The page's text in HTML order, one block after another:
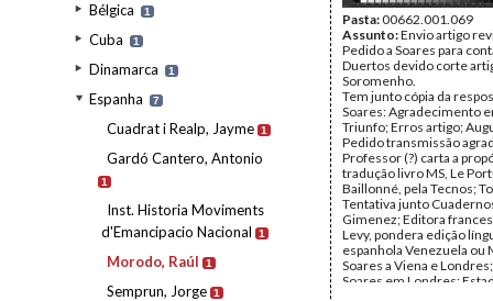
Bélgica 1
Cuba 1
Dinamarca 1
Espanha 7
Cuadrat i Realp, Jayme 1
Gardó Cantero, Antonio
1
Inst. Historia Moviments
d'Emancipacio Nacional
1
Morodo, Raúl 1
Semprun, Jorge 1
Pasta:00662.001.069
Assunto:Envio artigo
Pedido a Soares para
Duertos devido corte
Soromenho.
Tem junto cópia da
Soares: Agradecimento
Triunfo; Erros artigo;
Pedido transmissão
Professor (?) carta a
tradução livro MS, Le
Baillonné, pela Tecnos;
Tentativa junto
Gimenez; Editora
Levy, pondera edição
espanhola Venezuela ou
Soares a Viena e
Soares em Londres;